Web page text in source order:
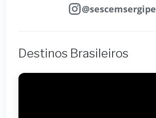
@sescemsergipe
Destinos Brasileiros